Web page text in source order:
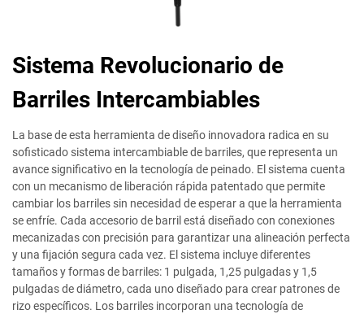
Sistema Revolucionario de
Barriles Intercambiables
La base de esta herramienta de diseño innovadora radica en su
sofisticado sistema intercambiable de barriles, que representa un
avance significativo en la tecnología de peinado. El sistema cuenta
con un mecanismo de liberación rápida patentado que permite
cambiar los barriles sin necesidad de esperar a que la herramienta
se enfríe. Cada accesorio de barril está diseñado con conexiones
mecanizadas con precisión para garantizar una alineación perfecta
y una fijación segura cada vez. El sistema incluye diferentes
tamaños y formas de barriles: 1 pulgada, 1,25 pulgadas y 1,5
pulgadas de diámetro, cada uno diseñado para crear patrones de
rizo específicos. Los barriles incorporan una tecnología de